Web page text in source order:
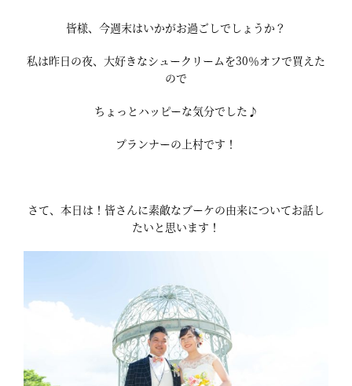
皆様、今週末はいかがお過ごしでしょうか？
私は昨日の夜、大好きなシュークリームを30％オフで買えた
ので
ちょっとハッピーな気分でした♪
プランナーの上村です！
さて、本日は！皆さんに素敵なブーケの由来についてお話し
たいと思います！